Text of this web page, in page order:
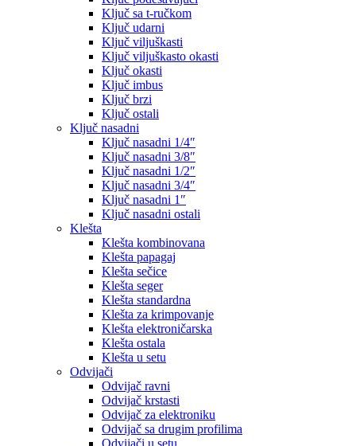
Ključ sa t-ručkom
Ključ udarni
Ključ viljuškasti
Ključ viljuškasto okasti
Ključ okasti
Ključ imbus
Ključ brzi
Ključ ostali
Ključ nasadni
Ključ nasadni 1/4″
Ključ nasadni 3/8″
Ključ nasadni 1/2″
Ključ nasadni 3/4″
Ključ nasadni 1″
Ključ nasadni ostali
Klešta
Klešta kombinovana
Klešta papagaj
Klešta sečice
Klešta seger
Klešta standardna
Klešta za krimpovanje
Klešta elektroničarska
Klešta ostala
Klešta u setu
Odvijači
Odvijač ravni
Odvijač krstasti
Odvijač za elektroniku
Odvijač sa drugim profilima
Odvijači u setu